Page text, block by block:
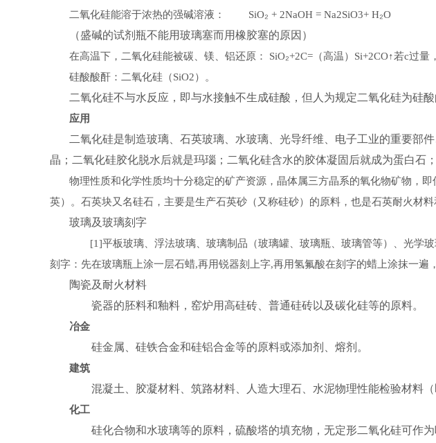
二氧化硅能溶于浓热的强碱溶液： SiO₂ + 2NaOH = Na2SiO3+ H₂O
（盛碱的试剂瓶不能用玻璃塞而用橡胶塞的原因）
在高温下，二氧化硅能被碳、镁、铝还原：
SiO₂+2C= （高温） Si+2CO↑若c过量
硅酸酸酐：二氧化硅（SiO2）。
二氧化硅不与水反应，即与水接触不生成硅酸，但人为规定二氧化硅为硅
应用
二氧化硅是制造玻璃、石英玻璃、水玻璃、光导纤维、电子工业的重要部
晶；二氧化硅胶化脱水后就是玛瑙；二氧化硅含水的胶体凝固后就成为蛋白
物理性质和化学性质均十分稳定的矿产资源，晶体属三方晶系的氧化物矿物，即
英）。石英块又名硅石，主要是生产石英砂 （ 又称硅砂） 的原料，也是石英耐火材料
玻璃及玻璃刻字
[1]平板玻璃、浮法玻璃、玻璃制品（玻璃罐、玻璃瓶、玻璃管等）、光学
刻字：先在玻璃瓶上涂一层石蜡,再用锐器刻上字,再用氢氟酸在刻字的蜡上涂抹一遍，
陶瓷及耐火材料
瓷器的胚料和釉料，窑炉用高硅砖、普通硅砖以及碳化硅等的原料。
冶金
硅金属、硅铁合金和硅铝合金等的原料或添加剂、熔剂。
建筑
混凝土、胶凝材料、筑路材料、人造大理石、水泥物理性能检验材料（
化工
硅化合物和水玻璃等的原料，硫酸塔的填充物，无定形二氧化硅可作为